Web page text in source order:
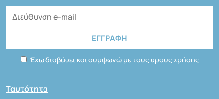
Έχω διαβάσει και συμφωνώ με τους όρους χρήσης
Ταυτότητα